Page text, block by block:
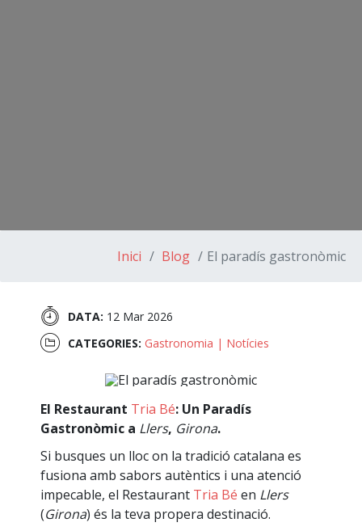
Inici Blog El paradís gastronòmic
DATA: 12 Mar 2026
CATEGORIES: Gastronomia | Notícies
El Restaurant Tria Bé: Un Paradís
Gastronòmic a Llers, Girona.
Si busques un lloc on la tradició catalana es
fusiona amb sabors autèntics i una atenció
impecable, el Restaurant Tria Bé en Llers
(Girona) és la teva propera destinació.